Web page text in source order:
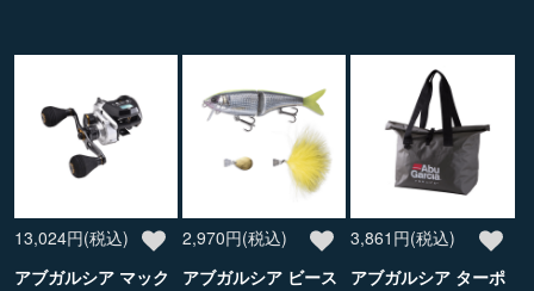
13,024円(税込)
アブガルシア マック
2,970円(税込)
アブガルシア ビース
3,861円(税込)
アブガルシア ターポ